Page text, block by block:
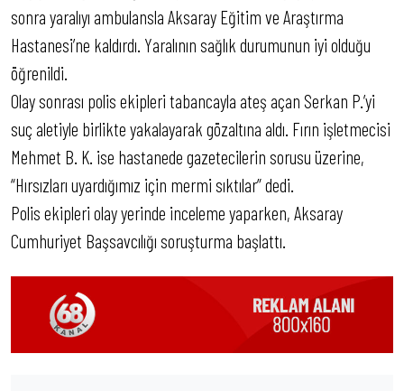
sonra yaralıyı ambulansla Aksaray Eğitim ve Araştırma
Hastanesi’ne kaldırdı. Yaralının sağlık durumunun iyi olduğu
öğrenildi.
Olay sonrası polis ekipleri tabancayla ateş açan Serkan P.’yi
suç aletiyle birlikte yakalayarak gözaltına aldı. Fırın işletmecisi
Mehmet B. K. ise hastanede gazetecilerin sorusu üzerine,
“Hırsızları uyardığımız için mermi sıktılar” dedi.
Polis ekipleri olay yerinde inceleme yaparken, Aksaray
Cumhuriyet Başsavcılığı soruşturma başlattı.